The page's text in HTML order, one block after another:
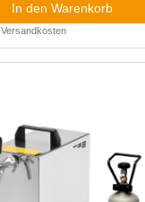
In den Warenkorb
Versandkosten